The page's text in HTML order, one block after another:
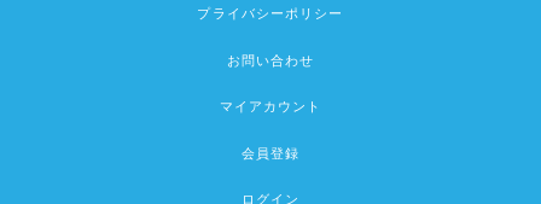
プライバシーポリシー
お問い合わせ
マイアカウント
会員登録
ログイン